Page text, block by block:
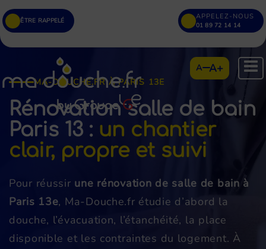
ÊTRE RAPPELÉ APPELEZ-NOUS
01 89 72 14 14
A A+
MA-DOUCHE.FR À PARIS 13E
Rénovation salle de bain
Paris 13 : un chantier
clair, propre et suivi
Pour réussir une rénovation de salle de bain à
Paris 13e, Ma-Douche.fr étudie d’abord la
douche, l’évacuation, l’étanchéité, la place
disponible et les contraintes du logement. À